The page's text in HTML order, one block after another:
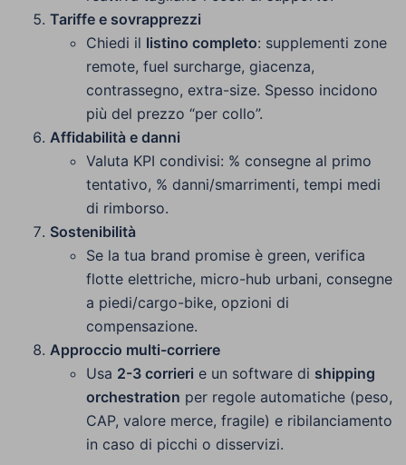
Tariffe e sovrapprezzi
Chiedi il listino completo: supplementi zone
remote, fuel surcharge, giacenza,
contrassegno, extra-size. Spesso incidono
più del prezzo “per collo”.
Affidabilità e danni
Valuta KPI condivisi: % consegne al primo
tentativo, % danni/smarrimenti, tempi medi
di rimborso.
Sostenibilità
Se la tua brand promise è green, verifica
flotte elettriche, micro-hub urbani, consegne
a piedi/cargo-bike, opzioni di
compensazione.
Approccio multi-corriere
Usa 2-3 corrieri e un software di shipping
orchestration per regole automatiche (peso,
CAP, valore merce, fragile) e ribilanciamento
in caso di picchi o disservizi.